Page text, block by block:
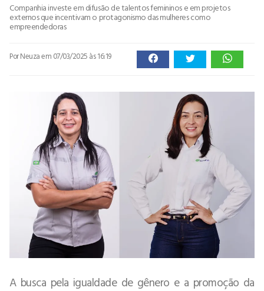
Companhia investe em difusão de talentos femininos e em projetos
externos que incentivam o protagonismo das mulheres como
empreendedoras
Por Neuzaem 07/03/2025 às 16:19
A busca pela igualdade de gênero e a promoção da